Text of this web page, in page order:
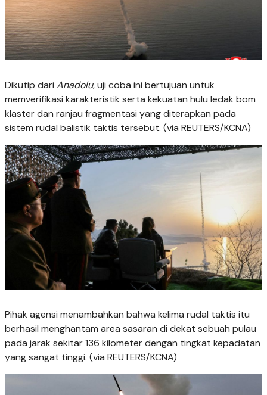
Dikutip dari Anadolu, uji coba ini bertujuan untuk
memverifikasi karakteristik serta kekuatan hulu ledak bom
klaster dan ranjau fragmentasi yang diterapkan pada
sistem rudal balistik taktis tersebut. (via REUTERS/KCNA)
Pihak agensi menambahkan bahwa kelima rudal taktis itu
berhasil menghantam area sasaran di dekat sebuah pulau
pada jarak sekitar 136 kilometer dengan tingkat kepadatan
yang sangat tinggi. (via REUTERS/KCNA)